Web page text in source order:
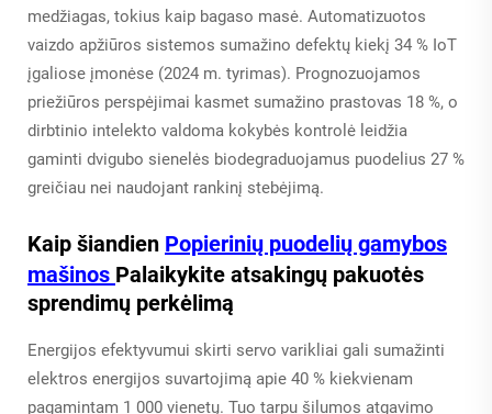
medžiagas, tokius kaip bagaso masė. Automatizuotos
vaizdo apžiūros sistemos sumažino defektų kiekį 34 % IoT
įgaliose įmonėse (2024 m. tyrimas). Prognozuojamos
priežiūros perspėjimai kasmet sumažino prastovas 18 %, o
dirbtinio intelekto valdoma kokybės kontrolė leidžia
gaminti dvigubo sienelės biodegraduojamus puodelius 27 %
greičiau nei naudojant rankinį stebėjimą.
Kaip šiandien Popierinių puodelių gamybos
mašinos Palaikykite atsakingų pakuotės
sprendimų perkėlimą
Energijos efektyvumui skirti servo varikliai gali sumažinti
elektros energijos suvartojimą apie 40 % kiekvienam
pagamintam 1 000 vienetų. Tuo tarpu šilumos atgavimo